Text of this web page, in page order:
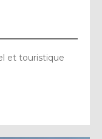
et touristique